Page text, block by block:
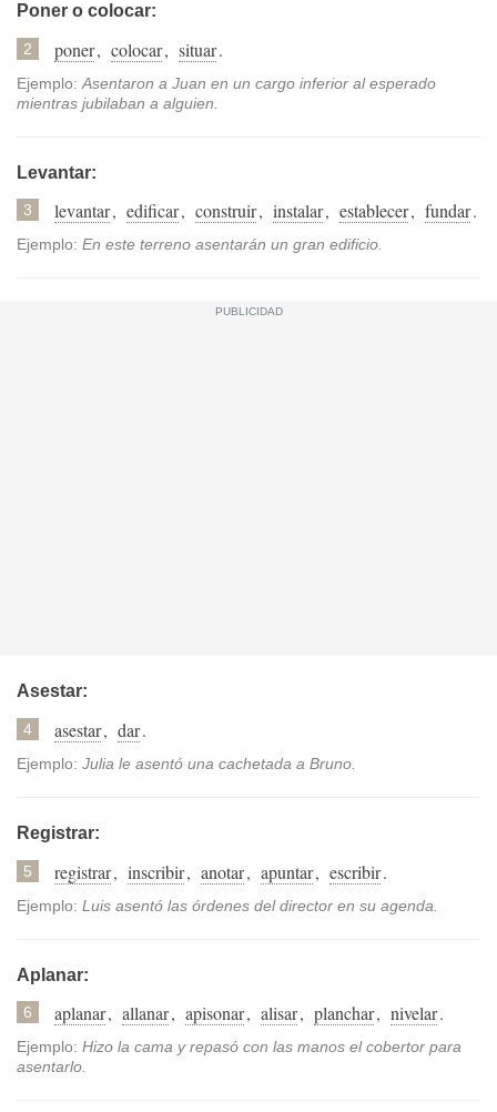
Poner o colocar:
2 poner, colocar, situar.
Ejemplo: Asentaron a Juan en un cargo inferior al esperado
mientras jubilaban a alguien.
Levantar:
3 levantar, edificar, construir, instalar, establecer, fundar.
Ejemplo: En este terreno asentarán un gran edificio.
Asestar:
4 asestar, dar.
Ejemplo: Julia le asentó una cachetada a Bruno.
Registrar:
5 registrar, inscribir, anotar, apuntar, escribir.
Ejemplo: Luis asentó las órdenes del director en su agenda.
Aplanar:
6 aplanar, allanar, apisonar, alisar, planchar, nivelar.
Ejemplo: Hizo la cama y repasó con las manos el cobertor para
asentarlo.